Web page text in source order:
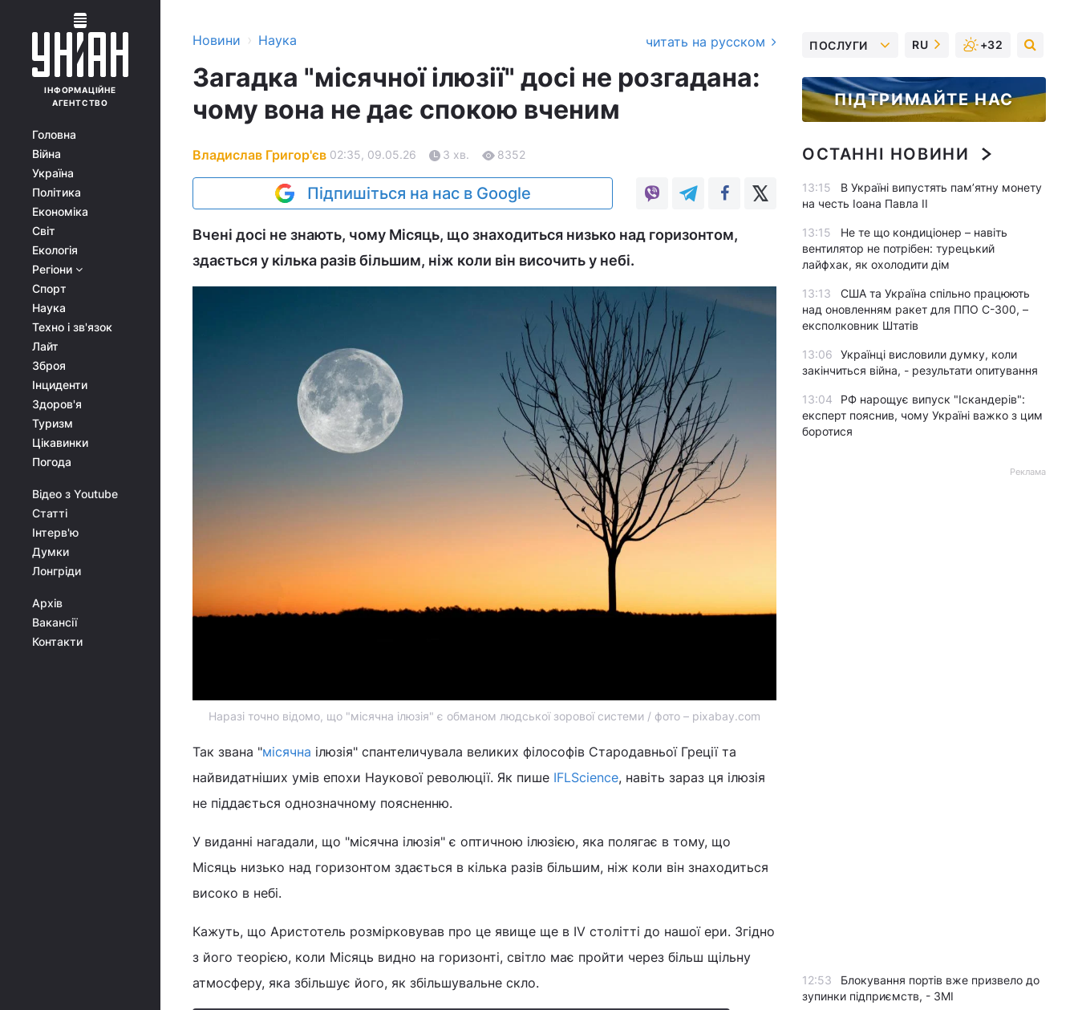
ІНФОРМАЦІЙНЕ
АГЕНТСТВО
Головна
Війна
Україна
Політика
Економіка
Світ
Екологія
Регіони
Спорт
Наука
Техно і зв'язок
Лайт
Зброя
Інциденти
Здоров'я
Туризм
Цікавинки
Погода
Відео з Youtube
Статті
Інтерв'ю
Думки
Лонгріди
Архів
Вакансії
Контакти
Новини › Наука читать на русском
Загадка "місячної ілюзії" досі не розгадана:
чому вона не дає спокою вченим
Владислав Григор'єв 02:35, 09.05.26 3 хв. 8352
Підпишіться на нас в Google
Вчені досі не знають, чому Місяць, що знаходиться низько над горизонтом,
здається у кілька разів більшим, ніж коли він височить у небі.
Наразі точно відомо, що "місячна ілюзія" є обманом людської зорової системи / фото – pixabay.com
Так звана "місячна ілюзія" спантеличувала великих філософів Стародавньої Греції та
найвидатніших умів епохи Наукової революції. Як пише IFLScience, навіть зараз ця ілюзія
не піддається однозначному поясненню.
У виданні нагадали, що "місячна ілюзія" є оптичною ілюзією, яка полягає в тому, що
Місяць низько над горизонтом здається в кілька разів більшим, ніж коли він знаходиться
високо в небі.
Кажуть, що Аристотель розмірковував про це явище ще в IV столітті до нашої ери. Згідно
з його теорією, коли Місяць видно на горизонті, світло має пройти через більш щільну
атмосферу, яка збільшує його, як збільшувальне скло.
ПОСЛУГИ RU +32
ПІДТРИМАЙТЕ НАС
ОСТАННІ НОВИНИ
13:15
В Україні випустять пам’ятну монету
на честь Іоана Павла II
13:15
Не те що кондиціонер – навіть
вентилятор не потрібен: турецький
лайфхак, як охолодити дім
13:13
США та Україна спільно працюють
над оновленням ракет для ППО С-300, –
експолковник Штатів
13:06
Українці висловили думку, коли
закінчиться війна, - результати опитування
13:04
РФ нарощує випуск "Іскандерів":
експерт пояснив, чому Україні важко з цим
боротися
Реклама
12:53
Блокування портів вже призвело до
зупинки підприємств, - ЗМІ